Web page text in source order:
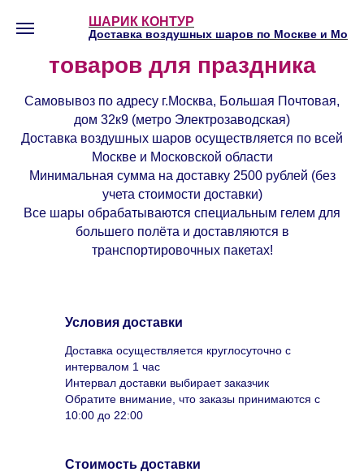
ШАРИК КОНТУР
Доставка воздушных шаров по Москве и Мо
Магазин воздушных шаров и
товаров для праздника
Самовывоз по адресу г.Москва, Большая Почтовая,
дом 32к9 (метро Электрозаводская)
Доставка воздушных шаров осуществляется по всей
Москве и Московской области
Минимальная сумма на доставку 2500 рублей (без
учета стоимости доставки)
Все шары обрабатываются специальным гелем для
большего полёта и доставляются в
транспортировочных пакетах!
Условия доставки
Доставка осуществляется круглосуточно с
интервалом 1 час
Интервал доставки выбирает заказчик
Обратите внимание, что заказы принимаются с
10:00 до 22:00
Стоимость доставки